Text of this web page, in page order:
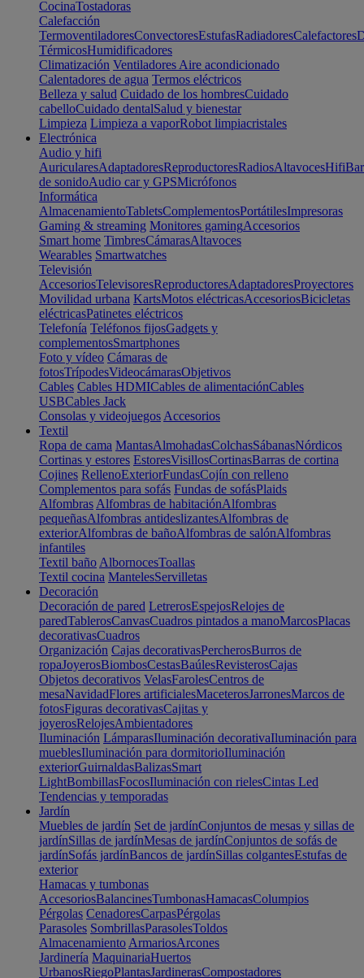
CocinaTostadoras
Calefacción
TermoventiladoresConvectoresEstufasRadiadoresCalefactores
TérmicosHumidificadores
Climatización Ventiladores Aire acondicionado
Calentadores de agua Termos eléctricos
Belleza y salud Cuidado de los hombresCuidado
cabelloCuidado dentalSalud y bienestar
Limpieza Limpieza a vaporRobot limpiacristales
Electrónica
Audio y hifi
AuricularesAdaptadoresReproductoresRadiosAltavocesHifi
de sonidoAudio car y GPSMicrófonos
Informática
AlmacenamientoTabletsComplementosPortátilesImpresoras
Gaming & streaming Monitores gamingAccesorios
Smart home TimbresCámarasAltavoces
Wearables Smartwatches
Televisión
AccesoriosTelevisoresReproductoresAdaptadoresProyectores
Movilidad urbana KartsMotos eléctricasAccesoriosBicicletas
eléctricasPatinetes eléctricos
Telefonía Teléfonos fijosGadgets y
complementosSmartphones
Foto y vídeo Cámaras de
fotosTrípodesVideocámarasObjetivos
Cables Cables HDMICables de alimentaciónCables
USBCables Jack
Consolas y videojuegos Accesorios
Textil
Ropa de cama MantasAlmohadasColchasSábanasNórdicos
Cortinas y estores EstoresVisillosCortinasBarras de cortina
Cojines RellenoExteriorFundasCojín con relleno
Complementos para sofás Fundas de sofásPlaids
Alfombras Alfombras de habitaciónAlfombras
pequeñasAlfombras antideslizantesAlfombras de
exteriorAlfombras de bañoAlfombras de salónAlfombras
infantiles
Textil baño AlbornocesToallas
Textil cocina MantelesServilletas
Decoración
Decoración de pared LetrerosEspejosRelojes de
paredTablerosCanvasCuadros pintados a manoMarcosPlacas
decorativasCuadros
Organización Cajas decorativasPercherosBurros de
ropaJoyerosBiombosCestasBaúlesRevisterosCajas
Objetos decorativos VelasFarolesCentros de
mesaNavidadFlores artificialesMaceterosJarronesMarcos de
fotosFiguras decorativasCajitas y
joyerosRelojesAmbientadores
Iluminación LámparasIluminación decorativaIluminación para
mueblesIluminación para dormitorioIluminación
exteriorGuirnaldasBalizasSmart
LightBombillasFocosIluminación con rielesCintas Led
Tendencias y temporadas
Jardín
Muebles de jardín Set de jardínConjuntos de mesas y sillas de
jardínSillas de jardínMesas de jardínConjuntos de sofás de
jardínSofás jardínBancos de jardínSillas colgantesEstufas de
exterior
Hamacas y tumbonas
AccesoriosBalancinesTumbonasHamacasColumpios
Pérgolas CenadoresCarpasPérgolas
Parasoles SombrillasParasolesToldos
Almacenamiento ArmariosArcones
Jardinería MaquinariaHuertos
UrbanosRiegoPlantasJardinerasCompostadores